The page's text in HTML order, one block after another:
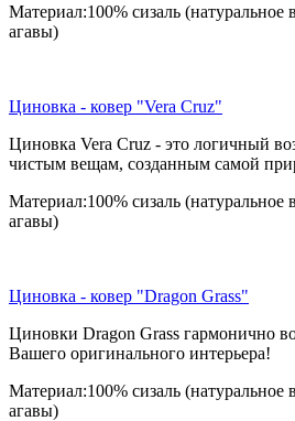
Материал:100% сизаль (натуральное
агавы)
Циновка - ковер "Vera Cruz"
Циновка Vera Cruz - это логичный
чистым вещам, созданным самой
Материал:100% сизаль (натуральное
агавы)
Циновка - ковер "Dragon Grass"
Циновки Dragon Grass гармонично
Вашего оригинального интерьера!
Материал:100% сизаль (натуральное
агавы)